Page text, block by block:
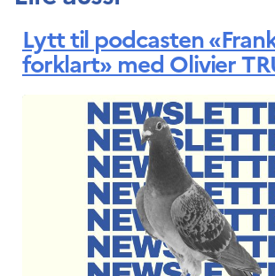
Lytt til podcasten
forklart» med Olivier